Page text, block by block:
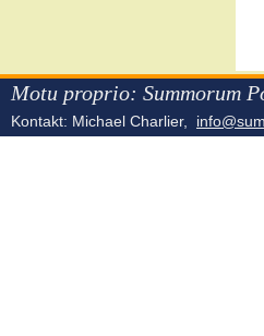
Motu proprio: Summorum
Kontakt: Michael Charlier,